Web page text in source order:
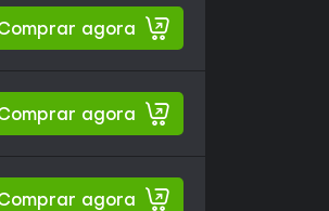
agora
agora
agora